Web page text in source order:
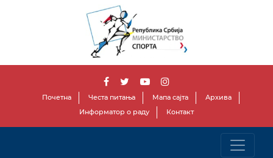
Почетна Честа питања Мапа сајта
Архива
Информатор о раду
Контакт